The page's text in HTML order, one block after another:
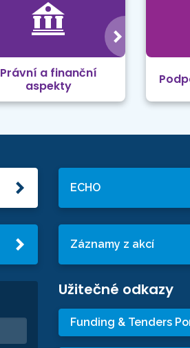
Právní a finanční
aspekty
ECHO
Záznamy z akcí
Užitečné odkazy
Funding & Tenders